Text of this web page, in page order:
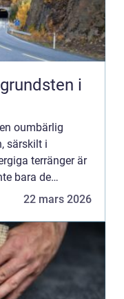
i
oumbärlig
särskilt i
terränger är
bara de
22 mars 2026